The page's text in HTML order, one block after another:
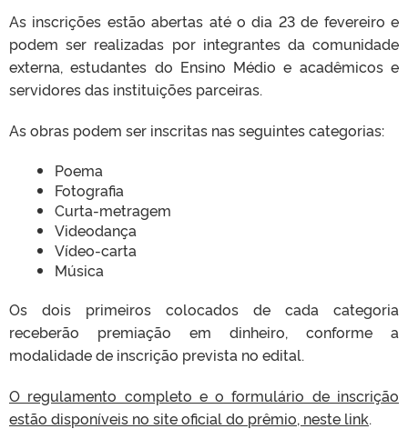
As inscrições estão abertas até o dia 23 de fevereiro e
podem ser realizadas por integrantes da comunidade
externa, estudantes do Ensino Médio e acadêmicos e
servidores das instituições parceiras.
As obras podem ser inscritas nas seguintes categorias:
Poema
Fotografia
Curta-metragem
Videodança
Vídeo-carta
Música
Os dois primeiros colocados de cada categoria
receberão premiação em dinheiro, conforme a
modalidade de inscrição prevista no edital.
O regulamento completo e o formulário de inscrição
estão disponíveis no site oficial do prêmio, neste link.